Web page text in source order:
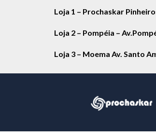
Loja 1 – Prochaskar
Loja 2 – Pompéia –
Loja 3 – Moema Av. Santo